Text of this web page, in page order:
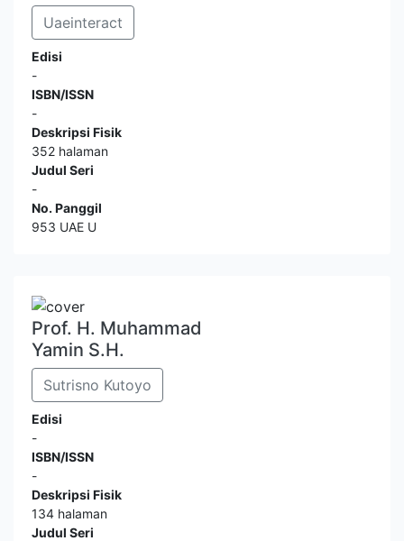
Uaeinteract
Edisi
-
ISBN/ISSN
-
Deskripsi Fisik
352 halaman
Judul Seri
-
No. Panggil
953 UAE U
Prof. H. Muhammad
Yamin S.H.
Sutrisno Kutoyo
Edisi
-
ISBN/ISSN
-
Deskripsi Fisik
134 halaman
Judul Seri